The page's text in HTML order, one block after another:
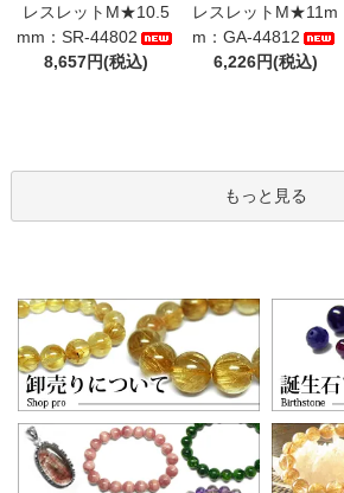
レスレットM★10.5
mm：SR-44802
8,657円(税込)
レスレットM★11m
m：GA-44812
6,226円(税込)
もっと見る